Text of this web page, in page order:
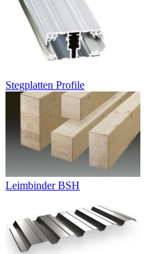
Stegplatten Profile
Leimbinder BSH